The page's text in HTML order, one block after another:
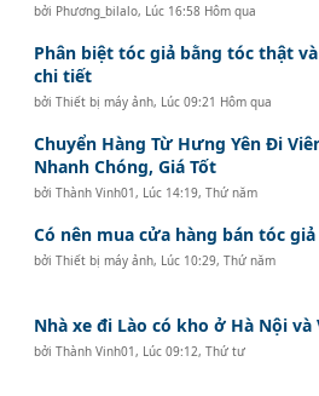
bởi Phương_bilalo, Lúc 16:58 Hôm qua
Phân biệt tóc giả bằng tóc thật
chi tiết
bởiThiết bị máy ảnh, Lúc 09:21 Hôm qua
Chuyển Hàng Từ Hưng Yên Đi
Nhanh Chóng, Giá Tốt
bởiThành Vinh01, Lúc 14:19, Thứ năm
Có nên mua cửa hàng bán tóc
bởiThiết bị máy ảnh, Lúc 10:29, Thứ năm
Nhà xe đi Lào có kho ở Hà Nội và
bởiThành Vinh01, Lúc 09:12, Thứ tư